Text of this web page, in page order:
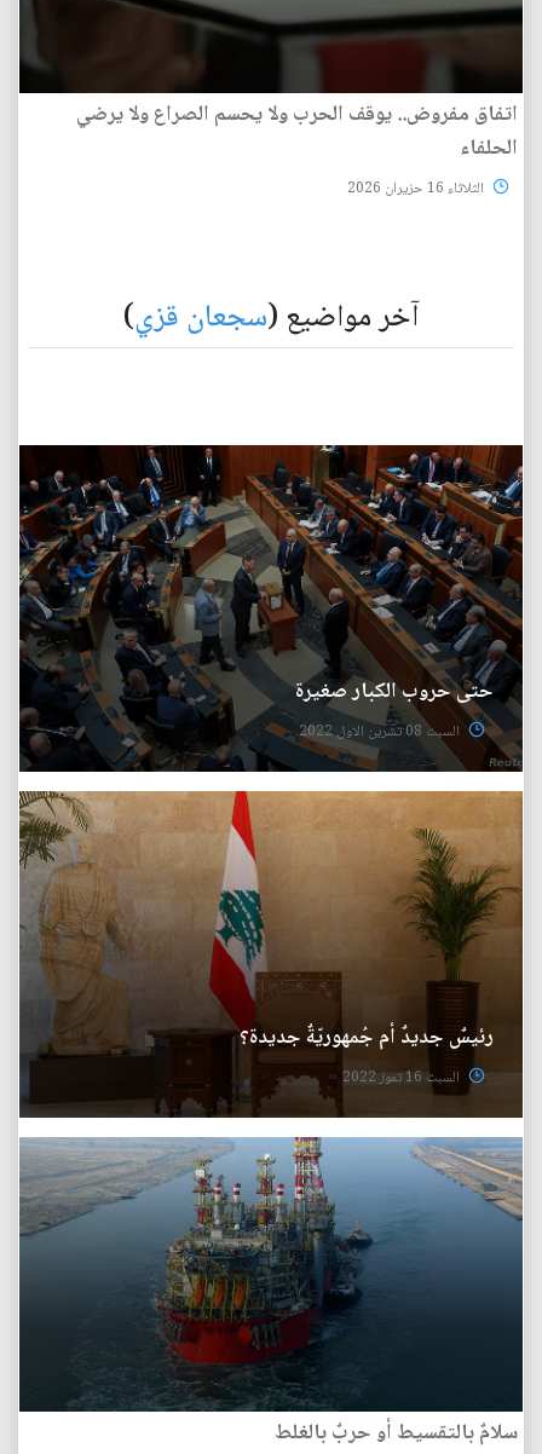
اتفاق مفروض.. يوقف الحرب ولا يحسم الصراع ولا يرضي
الحلفاء
الثلاثاء 16 حزيران 2026
آخر مواضيع (سجعان قزي)
حتى حروب الكبار صغيرة
السبت 08 تشرين الاول 2022
رئيسٌ جديدٌ أم جُمهوريّةٌ جديدة؟
السبت 16 تموز 2022
سلامٌ بالتقسيط أو حربٌ بالغلط